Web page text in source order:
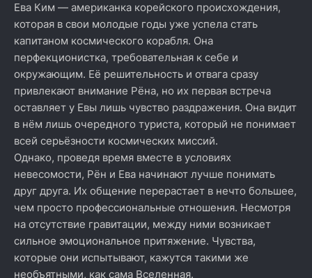
Ева Ким — американка корейского происхождения,
которая в свои молодые годы уже успела стать
капитаном космического корабля. Она
перфекционистка, требовательная к себе и
окружающим. Её решительность и отвага сразу
привлекают внимание Рёна, но их первая встреча
оставляет у Евы лишь чувство раздражения. Она видит
в нём лишь очередного туриста, который не понимает
всей серьёзности космических миссий.
Однако, проведя время вместе в условиях
невесомости, Рён и Ева начинают лучше понимать
друг друга. Их общение перерастает в нечто большее,
чем просто профессиональные отношения. Несмотря
на отсутствие гравитации, между ними возникает
сильное эмоциональное притяжение. Чувства,
которые они испытывают, кажутся такими же
необъятными, как сама Вселенная.